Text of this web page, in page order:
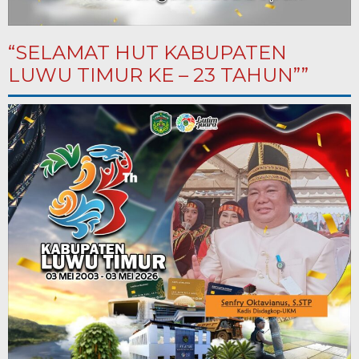
“SELAMAT HUT KABUPATEN
LUWU TIMUR KE – 23 TAHUN””